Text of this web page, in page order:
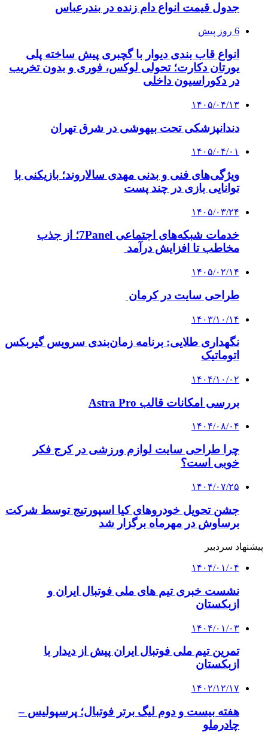
جدول قیمت انواع دام زنده در بندرعباس
6 روز پیش
انواع قاب بندی دیوار با گچبری پیش ساخته پلی
یورتان دکارت؛ تحولی لوکس، فوری و بدون تخریب
در دکوراسیون داخلی
۱۴۰۵/۰۴/۱۳
دندانپزشکی تحت بیهوشی در شرق تهران
۱۴۰۵/۰۴/۰۱
ویژگی‌های فنی و بدنی مهدی سالاروند؛ بازیکنی با
توانایی بازی در چند پست
۱۴۰۵/۰۳/۲۴
خدمات شبکه‌های اجتماعی 7Panel؛ از جذب
مخاطب تا افزایش درآمد
۱۴۰۵/۰۲/۱۴
طراحی سایت در کرمان
۱۴۰۳/۱۰/۱۴
نگهداری طلایی: برنامه زمان‌بندی سرویس گیربکس
اتوماتیک
۱۴۰۴/۱۰/۰۲
بررسی امکانات قالب Astra Pro
۱۴۰۴/۰۸/۰۴
چرا طراحی سایت لوازم ورزشی در کرج فکر
خوبی است؟
۱۴۰۴/۰۷/۲۵
جشن تحویل خودروهای کیا اسپورتیج توسط شرکت
برساوش در مهرماه برگزار شد
پیشنهاد سردبیر
۱۴۰۴/۰۱/۰۴
نشست خبری تیم های ملی فوتبال ایران و
ازبکستان
۱۴۰۴/۰۱/۰۳
تمرین تیم ملی فوتبال ایران پیش از دیدار با
ازبکستان
۱۴۰۲/۱۲/۱۷
هفته بیست و دوم لیگ برتر فوتبال؛ پرسپولیس –
چادرملو